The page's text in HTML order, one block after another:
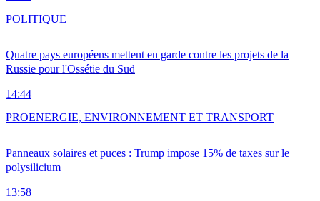
Quatre pays européens mettent en garde contre les projets de la
Russie pour l'Ossétie du Sud
14:44
POLITIQUE
Panneaux solaires et puces : Trump impose 15% de taxes sur le
polysilicium
13:58
PROENERGIE, ENVIRONNEMENT ET TRANSPORT